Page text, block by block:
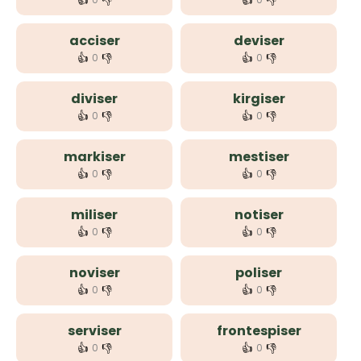
acciser
👍 0 👎
deviser
👍 0 👎
diviser
👍 0 👎
kirgiser
👍 0 👎
markiser
👍 0 👎
mestiser
👍 0 👎
miliser
👍 0 👎
notiser
👍 0 👎
noviser
👍 0 👎
poliser
👍 0 👎
serviser
👍 0 👎
frontespiser
👍 0 👎